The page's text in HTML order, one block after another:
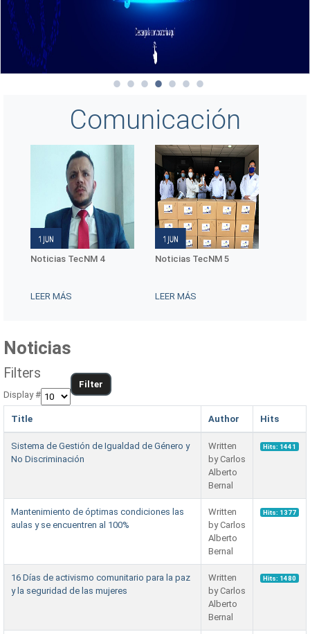
Comunicación
Noticias TecNM 5
LEER MÁS
Conmemoración del Día
LEER MÁS
Noticias
Filters
Display #
Filter
Title Author Hits
Sistema de Gestión de Igualdad de Género y
No Discriminación
Written
by Carlos
Alberto
Bernal
Hits: 1441
Mantenimiento de óptimas condiciones las
aulas y se encuentren al 100%
Written
by Carlos
Alberto
Bernal
Hits: 1377
16 Días de activismo comunitario para la paz
y la seguridad de las mujeres
Written
by Carlos
Alberto
Bernal
Hits: 1480